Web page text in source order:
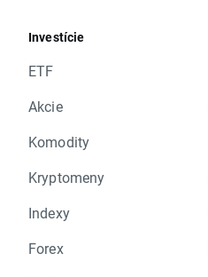
Investície
ETF
Akcie
Komodity
Kryptomeny
Indexy
Forex